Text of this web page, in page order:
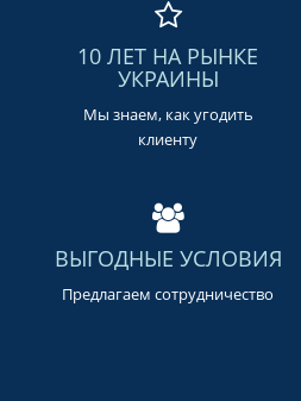
10 ЛЕТ НА РЫНКЕ
УКРАИНЫ
Мы знаем, как угодить
клиенту
ВЫГОДНЫЕ УСЛОВИЯ
Предлагаем сотрудничество